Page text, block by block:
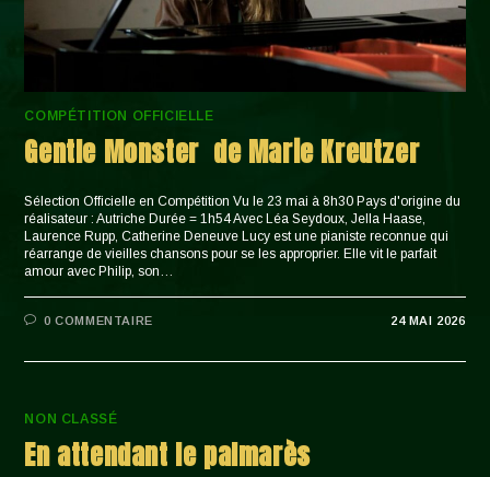
COMPÉTITION OFFICIELLE
Gentle Monster de Marie Kreutzer
Sélection Officielle en Compétition Vu le 23 mai à 8h30 Pays d'origine du
réalisateur : Autriche Durée = 1h54 Avec Léa Seydoux, Jella Haase,
Laurence Rupp, Catherine Deneuve Lucy est une pianiste reconnue qui
réarrange de vieilles chansons pour se les approprier. Elle vit le parfait
amour avec Philip, son…
0 COMMENTAIRE 24 MAI 2026
NON CLASSÉ
En attendant le palmarès